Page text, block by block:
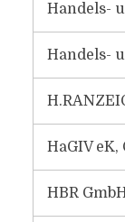
Handels-
Handels-
HaGIV
HBR